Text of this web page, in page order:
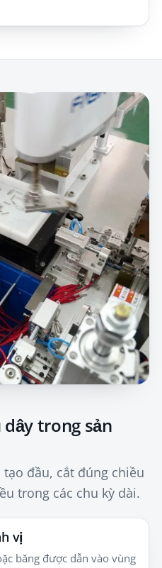
trong sản
đầu, cắt đúng chiều
trong các chu kỳ dài.
vị
băng được dẫn vào vùng